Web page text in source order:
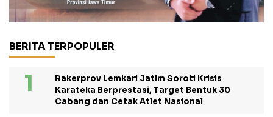
BERITA TERPOPULER
Rakerprov Lemkari Jatim Soroti Krisis
Karateka Berprestasi, Target Bentuk 30
Cabang dan Cetak Atlet Nasional